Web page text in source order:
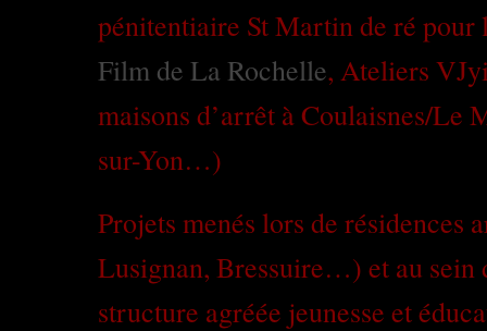
pénitentiaire St Martin de ré
Film de La Rochelle, Ateliers
maisons d’arrêt à Coulaisnes/Le
sur-Yon…)
Projets menés lors de résidences
Lusignan, Bressuire…) et au sein
structure agréée jeunesse et